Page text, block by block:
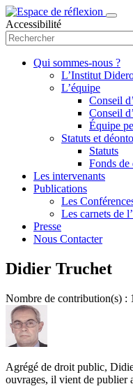
Accessibilité
Qui sommes-nous ?
L’Institut
L’équipe
Conseil
Conseil
Équipe
Statuts et
Statuts
Fonds de
Les intervenants
Publications
Les
Les carnets de
Presse
Nous Contacter
Didier Truchet
Nombre de contribution(s) : 1
Agrégé de droit public,
ouvrages, il vient de